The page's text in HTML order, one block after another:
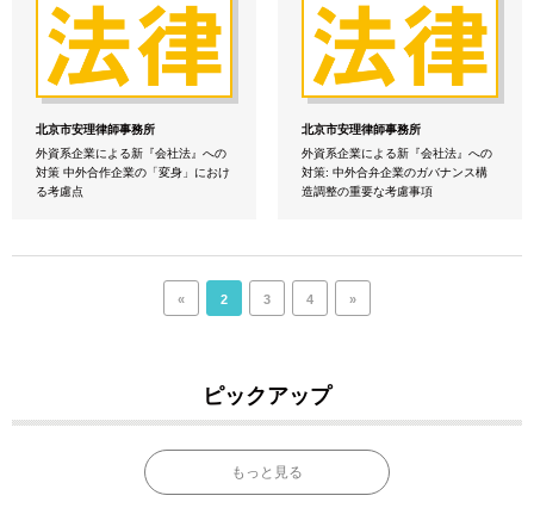
北京市安理律師事務所
外資系企業による新『会社法』への
対策 中外合作企業の「変身」におけ
る考慮点
北京市安理律師事務所
外資系企業による新『会社法』への
対策: 中外合弁企業のガバナンス構
造調整の重要な考慮事項
« 2 3 4 »
ピックアップ
もっと見る